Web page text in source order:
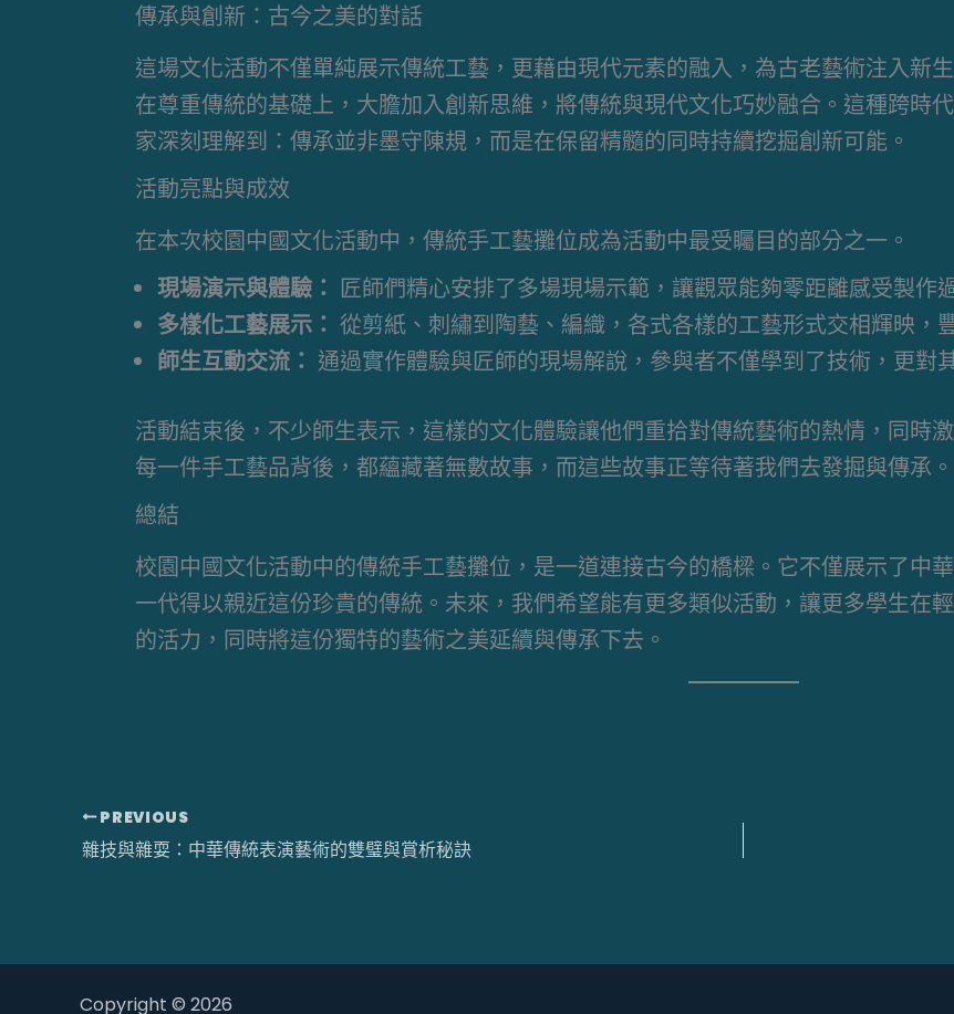
傳承與創新：古今之美的對話
這場文化活動不僅單純展示傳統工藝，更藉由現代元素的融入，為古老藝術注入新
在尊重傳統的基礎上，大膽加入創新思維，將傳統與現代文化巧妙融合。這種跨時
家深刻理解到：傳承並非墨守陳規，而是在保留精髓的同時持續挖掘創新可能。
活動亮點與成效
在本次校園中國文化活動中，傳統手工藝攤位成為活動中最受矚目的部分之一。
現場演示與體驗： 匠師們精心安排了多場現場示範，讓觀眾能夠零距離感受製作
多樣化工藝展示： 從剪紙、刺繡到陶藝、編織，各式各樣的工藝形式交相輝映，
師生互動交流： 通過實作體驗與匠師的現場解說，參與者不僅學到了技術，更對
活動結束後，不少師生表示，這樣的文化體驗讓他們重拾對傳統藝術的熱情，同時
每一件手工藝品背後，都蘊藏著無數故事，而這些故事正等待著我們去發掘與傳承。
總結
校園中國文化活動中的傳統手工藝攤位，是一道連接古今的橋樑。它不僅展示了中
一代得以親近這份珍貴的傳統。未來，我們希望能有更多類似活動，讓更多學生在
的活力，同時將這份獨特的藝術之美延續與傳承下去。
PREVIOUS
雜技與雜耍：中華傳統表演藝術的雙璧與賞析秘訣
Copyright © 2026